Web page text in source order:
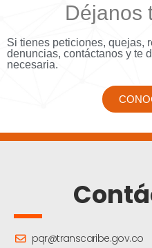
Déjanos
Si tienes peticiones, quejas,
denuncias, contáctanos y te
necesaria.
pqr@transcaribe.gov.co